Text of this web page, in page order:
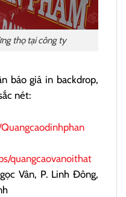
thọ tại công ty
báo giá in backdrop,
nét:
quangcaovanoithat
Vân, P. Linh Đông,